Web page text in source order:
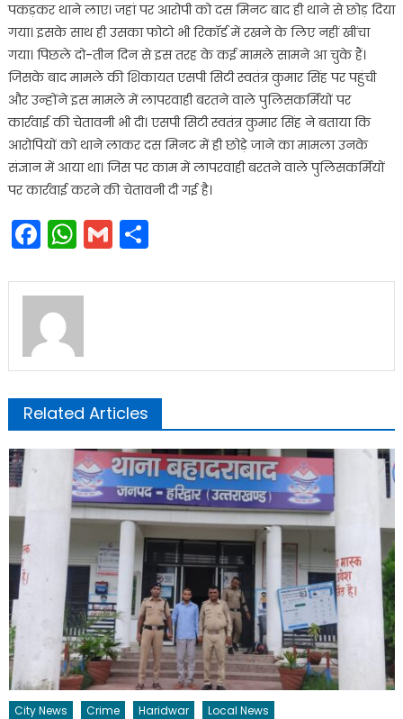
पकड़कर थाने लाए। जहां पर आरोपी को दस मिनट बाद ही थाने से छोड़ दिया
गया। इसके साथ ही उसका फोटो भी रिकॉर्ड में रखने के लिए नहीं खींचा
गया। पिछले दो-तीन दिन से इस तरह के कई मामले सामने आ चुके हैं।
जिसके बाद मामले की शिकायत एसपी सिटी स्वतंत्र कुमार सिंह पर पहुंची
और उन्होंने इस मामले में लापरवाही बरतने वाले पुलिसकर्मियों पर
कार्रवाई की चेतावनी भी दी। एसपी सिटी स्वतंत्र कुमार सिंह ने बताया क‌ि
आरोपियों को थाने लाकर दस मिनट में ही छोड़े जाने का मामला उनके
संज्ञान में आया था। जिस पर काम में लापरवाही बरतने वाले पुलिसकर्मियों
पर कार्रवाई करने की चेतावनी दी गई है।
Facebook
WhatsApp
GmailShare
Related Articles
City News Crime Haridwar Local News